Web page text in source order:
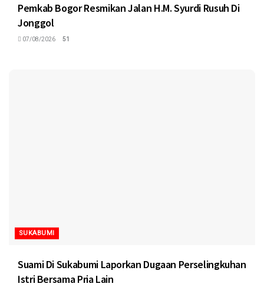
Pemkab Bogor Resmikan Jalan H.M. Syurdi Rusuh Di
Jonggol
07/08/2026 51
SUKABUMI
Suami Di Sukabumi Laporkan Dugaan Perselingkuhan
Istri Bersama Pria Lain